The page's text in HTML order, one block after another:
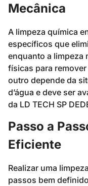
Mecânica
A limpeza química
específicos que
enquanto a limpeza
físicas para
outro depende da
d’água e deve ser
da LD TECH SP
Passo a
Eficiente
Realizar uma
passos bem